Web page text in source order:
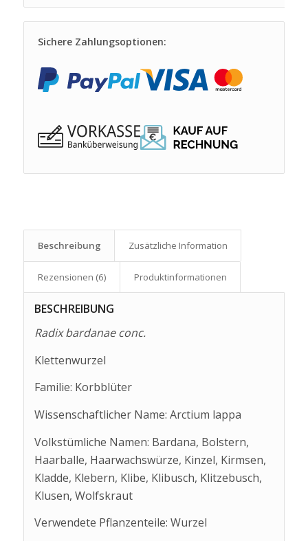
Sichere Zahlungsoptionen:
Beschreibung Zusätzliche Information
Rezensionen (6) Produkt­informationen
BESCHREIBUNG
Radix bardanae conc.
Klettenwurzel
Familie: Korbblüter
Wissenschaftlicher Name: Arctium lappa
Volkstümliche Namen: Bardana, Bolstern,
Haarballe, Haarwachswürze, Kinzel, Kirmsen,
Kladde, Klebern, Klibe, Klibusch, Klitzebusch,
Klusen, Wolfskraut
Verwendete Pflanzenteile: Wurzel